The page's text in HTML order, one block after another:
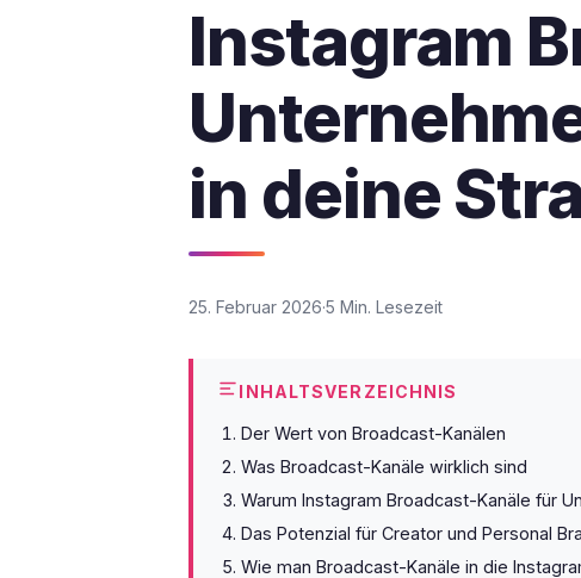
Instagram
in deine
25. Februar 2026 5 Min. Lesezeit
INHALTSVERZEICHNIS
Der Wert von Broadcast-Kanälen
Was Broadcast-Kanäle wirklich sind
Warum Instagram Broadcast-Kanäle für
Das Potenzial für Creator und Personal
Wie man Broadcast-Kanäle in die